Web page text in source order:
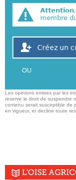
Attention
membre
Créez un
OU
Les opinions emises par les
reserve le droit de suspendre
contenu serait susceptible de
en vigueur, et decline toute
L'OISE